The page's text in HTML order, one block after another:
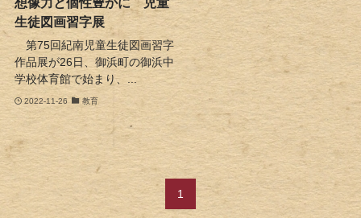
生徒図画習字展
第75回紀南児童生徒図画習字
作品展が26日、御浜町の御浜中
学校体育館で始まり、...
2022-11-26 教育
1